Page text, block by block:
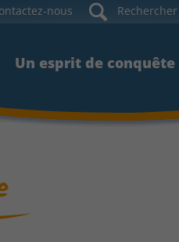
Un esprit de conquête
nous Rechercher
Un esprit de conquête